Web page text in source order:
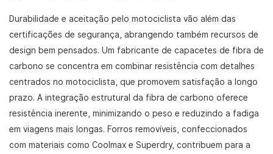
Durabilidade e aceitação pelo motociclista vão além das
certificações de segurança, abrangendo também recursos de
design bem pensados. Um fabricante de capacetes de fibra de
carbono se concentra em combinar resistência com detalhes
centrados no motociclista, que promovem satisfação a longo
prazo. A integração estrutural da fibra de carbono oferece
resistência inerente, minimizando o peso e reduzindo a fadiga
em viagens mais longas. Forros removíveis, confeccionados
com materiais como Coolmax e Superdry, contribuem para a